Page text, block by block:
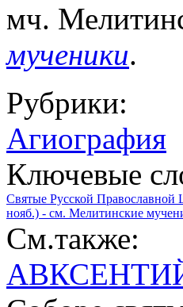
мч.
мученики.
Рубрики:
Агиография
Ключевые
Святые Русской Православной
нояб.) - см. Мелитинские
См.также: